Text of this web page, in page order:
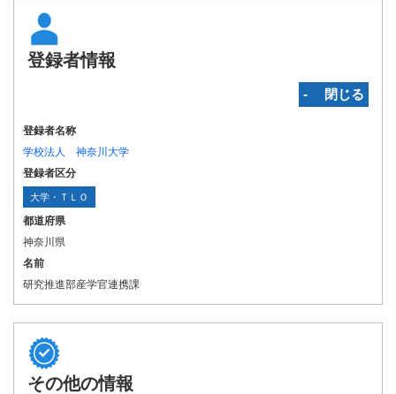
登録者情報
‐ 閉じる
登録者名称
学校法人 神奈川大学
登録者区分
大学・ＴＬＯ
都道府県
神奈川県
名前
研究推進部産学官連携課
その他の情報